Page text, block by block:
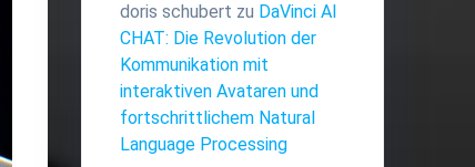
doris schubert zu DaVinci AI
CHAT: Die Revolution der
Kommunikation mit
interaktiven Avataren und
fortschrittlichem Natural
Language Processing